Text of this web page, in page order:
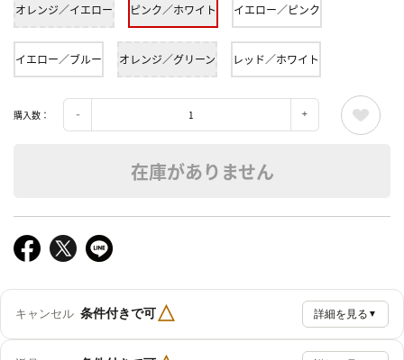
オレンジ／イエロー ピンク／ホワイト イエロー／ピンク
イエロー／ブルー オレンジ／グリーン レッド／ホワイト
購入数：
在庫がありません
キャンセル 条件付きで可△ 詳細を見る ▼